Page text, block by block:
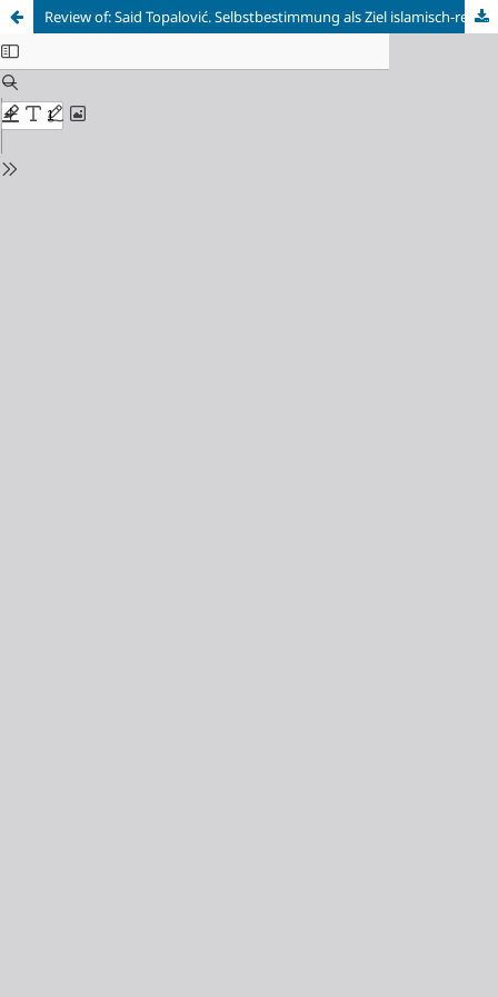
Review of: Said Topalović. Selbstbestimmung als Ziel islamisch-religiöser Bildung. Religionspädagogische Grundlegung und didaktische Umsetzung im Rahmen des kompetenzorientierten Bildungsparadigmas. Waxmann Verlag 2024. 223 Seiten. ISBN 978‑3‑8309‑4858-2